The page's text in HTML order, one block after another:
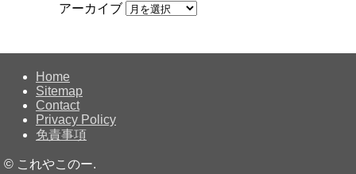
アーカイブ
Home
Sitemap
Contact
Privacy Policy
免責事項
© これやこのー.